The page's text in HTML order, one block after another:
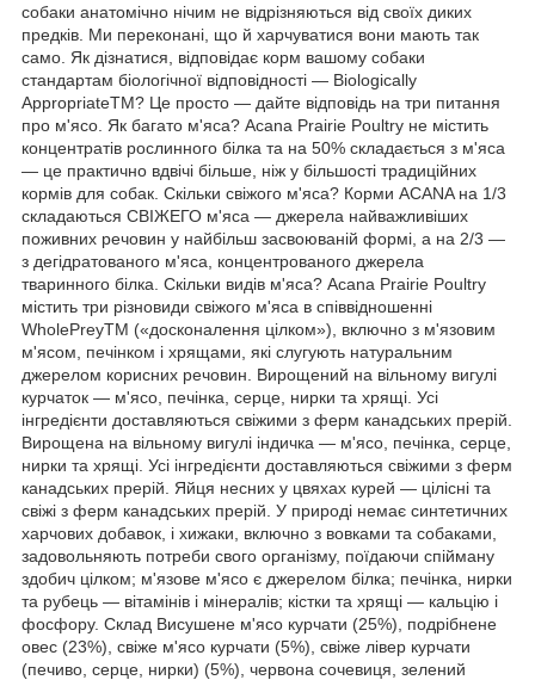
собаки анатомічно нічим не відрізняються від своїх диких
предків. Ми переконані, що й харчуватися вони мають так
само. Як дізнатися, відповідає корм вашому собаки
стандартам біологічної відповідності — Biologically
AppropriateTM? Це просто — дайте відповідь на три питання
про м'ясо. Як багато м'яса? Acana Prairie Poultry не містить
концентратів рослинного білка та на 50% складається з м'яса
— це практично вдвічі більше, ніж у більшості традиційних
кормів для собак. Скільки свіжого м'яса? Корми ACANA на 1/3
складаються СВІЖЕГО м'яса — джерела найважливіших
поживних речовин у найбільш засвоюваній формі, а на 2/3 —
з дегідратованого м'яса, концентрованого джерела
тваринного білка. Скільки видів м'яса? Acana Prairie Poultry
містить три різновиди свіжого м'яса в співвідношенні
WholePreyTM («досконалення цілком»), включно з м'язовим
м'ясом, печінком і хрящами, які слугують натуральним
джерелом корисних речовин. Вирощений на вільному вигулі
курчаток — м'ясо, печінка, серце, нирки та хрящі. Усі
інгредієнти доставляються свіжими з ферм канадських прерій.
Вирощена на вільному вигулі індичка — м'ясо, печінка, серце,
нирки та хрящі. Усі інгредієнти доставляються свіжими з ферм
канадських прерій. Яйця несних у цвяхах курей — цілісні та
свіжі з ферм канадських прерій. У природі немає синтетичних
харчових добавок, і хижаки, включно з вовками та собаками,
задовольняють потреби свого організму, поїдаючи спійману
здобич цілком; м'язове м'ясо є джерелом білка; печінка, нирки
та рубець — вітамінів і мінералів; кістки та хрящі — кальцію і
фосфору. Склад Висушене м'ясо курчати (25%), подрібнене
овес (23%), свіже м'ясо курчати (5%), свіже лівер курчати
(печиво, серце, нирки) (5%), червона сочевиця, зелений